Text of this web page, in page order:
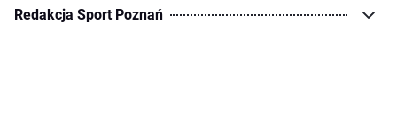
Redakcja Sport Poznań